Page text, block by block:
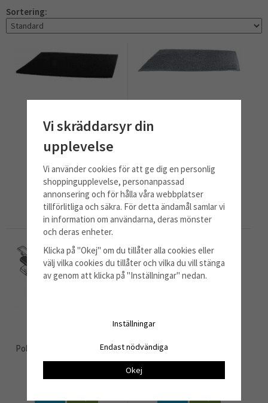
Sortering:
129 kr
Info Köp
330 kr
Info Köp
Polyesterfilter komplett vit
F200
1 095 kr
Kolfiltermatta
823 kr
Vi skräddarsyr din
upplevelse
Vi använder cookies för att ge dig en personlig
shoppingupplevelse, personanpassad
annonsering och för hålla våra webbplatser
tillförlitliga och säkra. För detta ändamål samlar vi
in information om användarna, deras mönster
och deras enheter.
Klicka på "Okej" om du tillåter alla cookies eller
välj vilka cookies du tillåter och vilka du vill stänga
av genom att klicka på "Inställningar" nedan.
Inställningar
Endast nödvändiga
Okej